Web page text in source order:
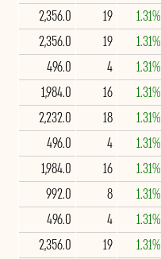
1.31%
19
2,356.0
1.31%
19
2,356.0
1.31%
4
496.0
1.31%
16
1,984.0
1.31%
18
2,232.0
1.31%
4
496.0
1.31%
16
1,984.0
1.31%
8
992.0
1.31%
4
496.0
1.31%
19
2,356.0